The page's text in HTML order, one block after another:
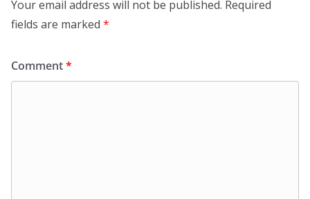
Your email address will not be published. Required
fields are marked *
Comment*